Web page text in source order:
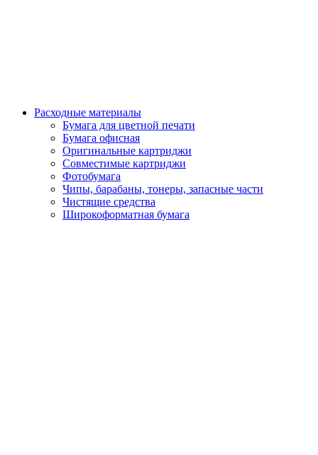
Расходные материалы
Бумага для цветной печати
Бумага офисная
Оригинальные картриджи
Совместимые картриджи
Фотобумага
Чипы, барабаны, тонеры, запасные части
Чистящие средства
Широкоформатная бумага